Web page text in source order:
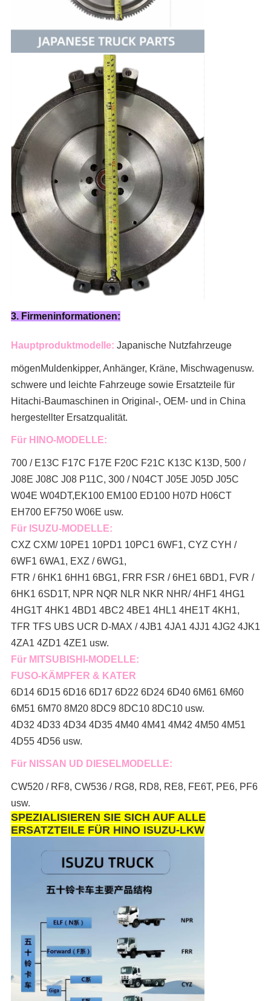
3. Firmeninformationen:
Hauptproduktmodelle: Japanische Nutzfahrzeuge
mögenMuldenkipper, Anhänger, Kräne, Mischwagenusw.
schwere und leichte Fahrzeuge sowie Ersatzteile für
Hitachi-Baumaschinen in Original-, OEM- und in China
hergestellter Ersatzqualität.
Für HINO-MODELLE:
700 / E13C F17C F17E F20C F21C K13C K13D, 500 /
J08E J08C J08 P11C, 300 / N04CT J05E J05D J05C
W04E W04DT,EK100 EM100 ED100 H07D H06CT
EH700 EF750 W06E usw.
Für ISUZU-MODELLE:
CXZ CXM/ 10PE1 10PD1 10PC1 6WF1, CYZ CYH /
6WF1 6WA1, EXZ / 6WG1,
FTR / 6HK1 6HH1 6BG1, FRR FSR / 6HE1 6BD1, FVR /
6HK1 6SD1T, NPR NQR NLR NKR NHR/ 4HF1 4HG1
4HG1T 4HK1 4BD1 4BC2 4BE1 4HL1 4HE1T 4KH1,
TFR TFS UBS UCR D-MAX / 4JB1 4JA1 4JJ1 4JG2 4JK1
4ZA1 4ZD1 4ZE1 usw.
Für MITSUBISHI-MODELLE:
FUSO-KÄMPFER & KATER
6D14 6D15 6D16 6D17 6D22 6D24 6D40 6M61 6M60
6M51 6M70 8M20 8DC9 8DC10 8DC10 usw.
4D32 4D33 4D34 4D35 4M40 4M41 4M42 4M50 4M51
4D55 4D56 usw.
Für NISSAN UD DIESELMODELLE:
CW520 / RF8, CW536 / RG8, RD8, RE8, FE6T, PE6, PF6
usw.
SPEZIALISIEREN SIE SICH AUF ALLE
ERSATZTEILE FÜR HINO ISUZU-LKW